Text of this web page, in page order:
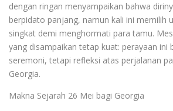
dengan ringan menyampaikan bahwa
berpidato panjang, namun kali ini memilih
singkat demi menghormati para tamu.
yang disampaikan tetap kuat: perayaan ini
seremoni, tetapi refleksi atas perjalanan
Georgia.
Makna Sejarah 26 Mei bagi Georgia